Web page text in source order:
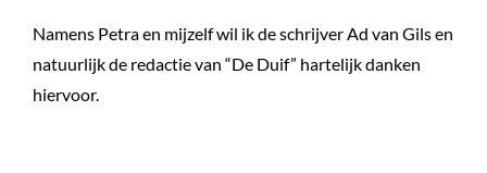
Namens Petra en mijzelf wil ik de schrijver Ad van Gils en
natuurlijk de redactie van “De Duif” hartelijk danken
hiervoor.